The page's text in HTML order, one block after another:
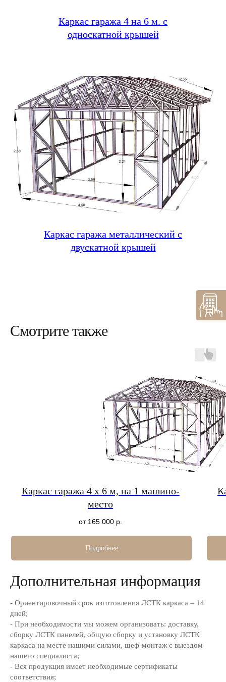
Каркас гаража 4 на 6 м. с
односкатной крышей
Каркас гаража металлический с
двускатной крышей
Смотрите также
Каркас гаража 4 х 6 м, на 1 машино-
место
от 165 000 р.
Подробнее
Дополнительная информация
- Ориентировочный срок изготовления ЛСТК каркаса – 14
дней;
- При необходимости мы можем организовать: доставку,
сборку ЛСТК панелей, общую сборку и установку ЛСТК
каркаса на месте нашими силами, шеф-монтаж с выездом
нашего специалиста;
- Вся продукция имеет необходимые сертификаты
соответствия;
Ваша мечта о современном, теплом и
качества!
Гаражи
Защитите автомобиль в
и сухом гараже! ЛСТК-гаражи
возводятся, сохраняют
аналогов.
Подробнее
Заполните форму
уточнения деталей